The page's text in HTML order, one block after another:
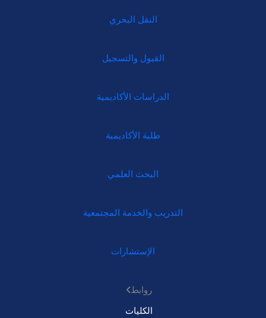
النقل البحري
القبول والتسجيل
الدراسات الأكاديمية
طلبة الأكاديمية
البحث العلمي
التدريب والخدمة المجتمعية
الإستشارات
روابط
الكليات